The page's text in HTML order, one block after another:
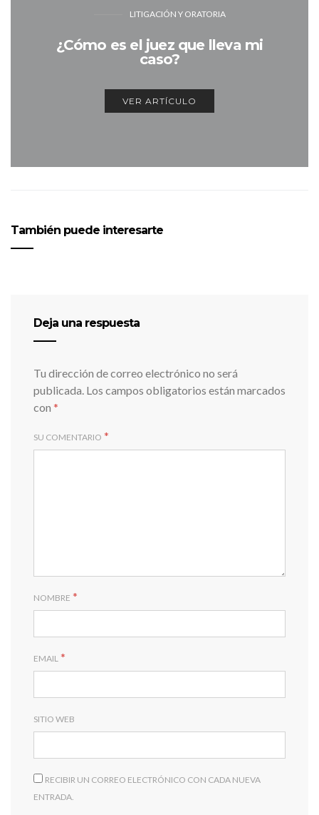
LITIGACIÓN Y ORATORIA
¿Cómo es el juez que lleva mi
caso?
VER ARTÍCULO
También puede interesarte
Deja una respuesta
Tu dirección de correo electrónico no será
publicada. Los campos obligatorios están marcados
con *
SU COMENTARIO *
NOMBRE *
EMAIL *
SITIO WEB
RECIBIR UN CORREO ELECTRÓNICO CON CADA NUEVA
ENTRADA.